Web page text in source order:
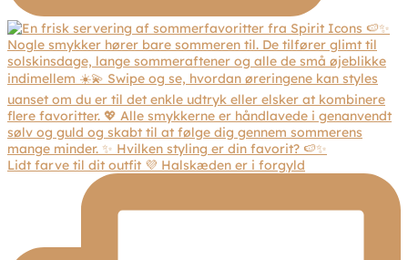
Lidt farve til dit outfit 💜 Halskæden er i forgyld